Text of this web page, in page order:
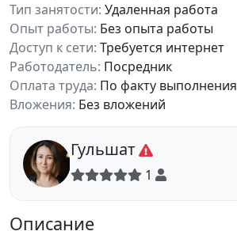
Тип занятости: Удаленная работа
Опыт работы: Без опыта работы
Доступ к сети: Требуется интернет
Работодатель: Посредник
Оплата труда: По факту выполнения
Вложения: Без вложений
Гульшат
1
Описание